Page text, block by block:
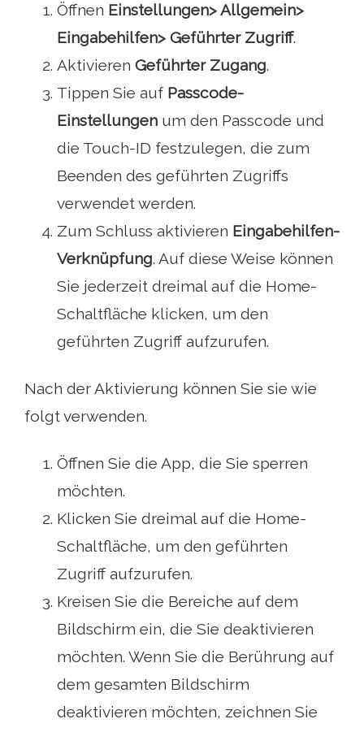
Öffnen Einstellungen> Allgemein>
Eingabehilfen> Geführter Zugriff.
Aktivieren Geführter Zugang.
Tippen Sie auf Passcode-
Einstellungen um den Passcode und
die Touch-ID festzulegen, die zum
Beenden des geführten Zugriffs
verwendet werden.
Zum Schluss aktivieren Eingabehilfen-
Verknüpfung. Auf diese Weise können
Sie jederzeit dreimal auf die Home-
Schaltfläche klicken, um den
geführten Zugriff aufzurufen.
Nach der Aktivierung können Sie sie wie
folgt verwenden.
Öffnen Sie die App, die Sie sperren
möchten.
Klicken Sie dreimal auf die Home-
Schaltfläche, um den geführten
Zugriff aufzurufen.
Kreisen Sie die Bereiche auf dem
Bildschirm ein, die Sie deaktivieren
möchten. Wenn Sie die Berührung auf
dem gesamten Bildschirm
deaktivieren möchten, zeichnen Sie